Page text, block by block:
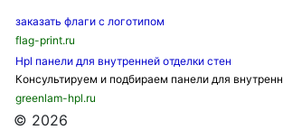
заказать флаги с логотипом
flag-print.ru
Hpl панели для внутренней отделки стен
Консультируем и подбираем панели для
greenlam-hpl.ru
© 2026